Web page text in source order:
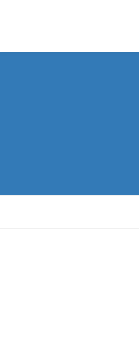
キ
に